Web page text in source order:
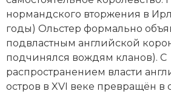
Генеалогия, геральдика
Государство и право
Европа
Империи
нормандского вторжения в
годы) Ольстер формально
подвластным английской
подчинялся вождям кланов). С
распространением власти
остров в XVI веке превращён в